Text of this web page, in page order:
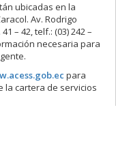
ubicadas en la
Av. Rodrigo
– 42, telf.: (03) 242 –
necesaria para
para
la cartera de servicios